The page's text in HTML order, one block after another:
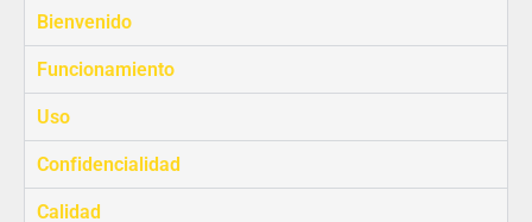
Bienvenido
Funcionamiento
Uso
Confidencialidad
Calidad